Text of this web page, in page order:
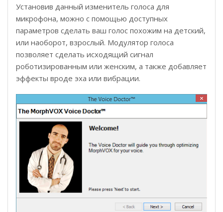
Установив данный изменитель голоса для
микрофона, можно с помощью доступных
параметров сделать ваш голос похожим на детский,
или наоборот, взрослый. Модулятор голоса
позволяет сделать исходящий сигнал
роботизированным или женским, а также добавляет
эффекты вроде эха или вибрации.